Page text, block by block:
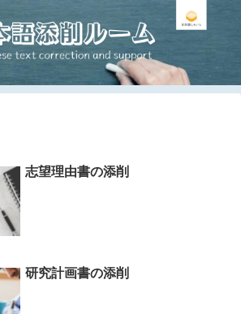
志望理由書の添削
研究計画書の添削